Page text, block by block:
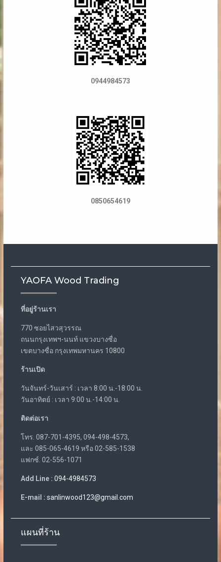
0944984573
0850654619
YAOFA Wood Trading
ที่อยู่ร้านเรา
770 ซอยไสวสุวรรณ
ถนนกรุงเทพฯ-นนท์ แขวงบางซื่อ
เขตบางซื่อ กรุงเทพมหานคร 10800
ร้านเปิด
วันจันทร์-วันเสาร์ : เวลา 8:00 น.-18:00 น.
วันอาทิตย์ : เวลา 9:00 น.-14:00 น.
ติดต่อเรา
โทร. 087-701-4395, 094-498-4573,
และ 085-065-4619 หรือ 02-585-1538
แฟกซ์. 02-556-1071
Add Line : 094-4984573
E-mail : sanlinwood123@gmail.com
แผนที่ร้าน